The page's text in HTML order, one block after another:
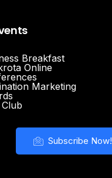
Breakfast
Online
Marketing
Club
Subscribe Now!